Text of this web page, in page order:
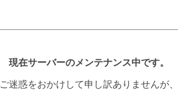
現在サーバーのメンテナンス中です。
ご迷惑をおかけして申し訳ありませんが、